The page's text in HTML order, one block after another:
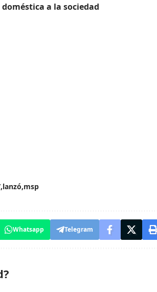
a la sociedad
lanzó msp
Whatsapp Telegram